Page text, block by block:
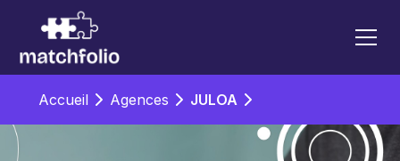
Accueil Agences JULOA